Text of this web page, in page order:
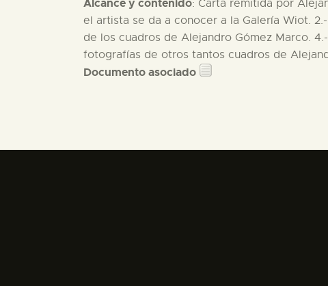
Alcance y contenido: Carta remitida por
el artista se da a conocer a la Galería Wiot.
de los cuadros de Alejandro Gómez Marco.
fotografías de otros tantos cuadros de
Documento asociado